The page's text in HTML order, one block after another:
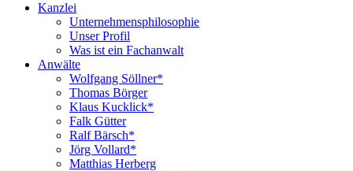
Kanzlei
Unternehmensphilosophie
Unser Profil
Was ist ein Fachanwalt
Anwälte
Wolfgang Söllner*
Thomas Börger
Klaus Kucklick*
Falk Gütter
Ralf Bärsch*
Jörg Vollard*
Matthias Herberg